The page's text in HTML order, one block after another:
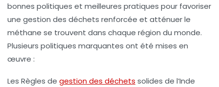
bonnes politiques et meilleures pratiques pour favoriser
une gestion des déchets renforcée et atténuer le
méthane se trouvent dans chaque région du monde.
Plusieurs politiques marquantes ont été mises en
œuvre :
Les Règles de gestion des déchets solides de l’Inde